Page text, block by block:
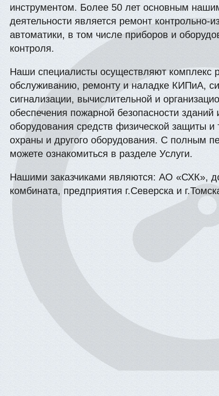
инструментом. Более 50 лет основным
деятельности является ремонт контрольно-
автоматики, в том числе приборов и
контроля.
Наши специалисты осуществляют комплекс
обслуживанию, ремонту и наладке КИПиА,
сигнализации, вычислительной и
обеспечения пожарной безопасности
оборудования средств физической защиты и
охраны и другого оборудования. С полным
можете ознакомиться в разделе Услуги.
Нашими заказчиками являются: АО «СХК»,
комбината, предприятия г.Северска и